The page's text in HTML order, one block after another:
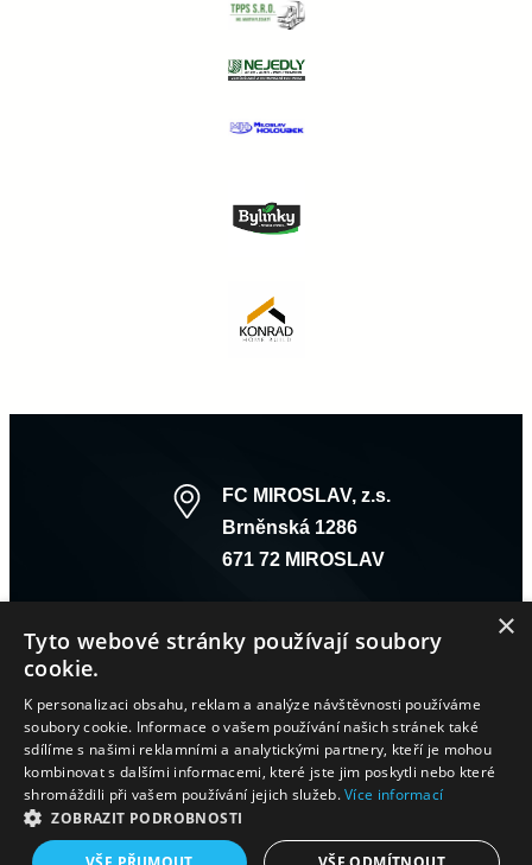
FC MIROSLAV, z.s.
Brněnská 1286
671 72 MIROSLAV
A – TÝM B – TÝM DOROST STARŠÍ ŽÁCI
MLADŠÍ ŽÁCI
STARŠÍ PŘÍPRAVKA
×
Tyto webové stránky používají soubory
cookie.
K personalizaci obsahu, reklam a analýze návštěvnosti používáme
soubory cookie. Informace o vašem používání našich stránek také
sdílíme s našimi reklamními a analytickými partnery, kteří je mohou
kombinovat s dalšími informacemi, které jste jim poskytli nebo které
shromáždili při vašem používání jejich služeb.Více informací
ZOBRAZIT PODROBNOSTI